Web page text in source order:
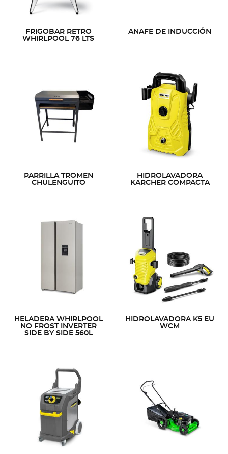
FRIGOBAR RETRO
WHIRLPOOL 76 LTS
ANAFE DE INDUCCIÓN
PARRILLA TROMEN
CHULENGUITO
HIDROLAVADORA
KARCHER COMPACTA
HELADERA WHIRLPOOL
NO FROST INVERTER
SIDE BY SIDE 560L
HIDROLAVADORA K5 EU
WCM